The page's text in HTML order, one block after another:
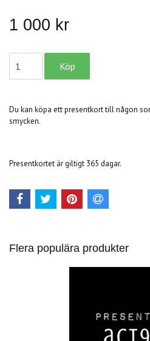
1 000 kr
Du kan köpa ett presentkort till någon
smycken.
Presentkortet är giltigt 365 dagar.
Flera populära produkter